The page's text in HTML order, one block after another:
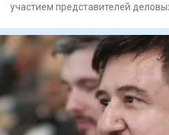
участием представителей